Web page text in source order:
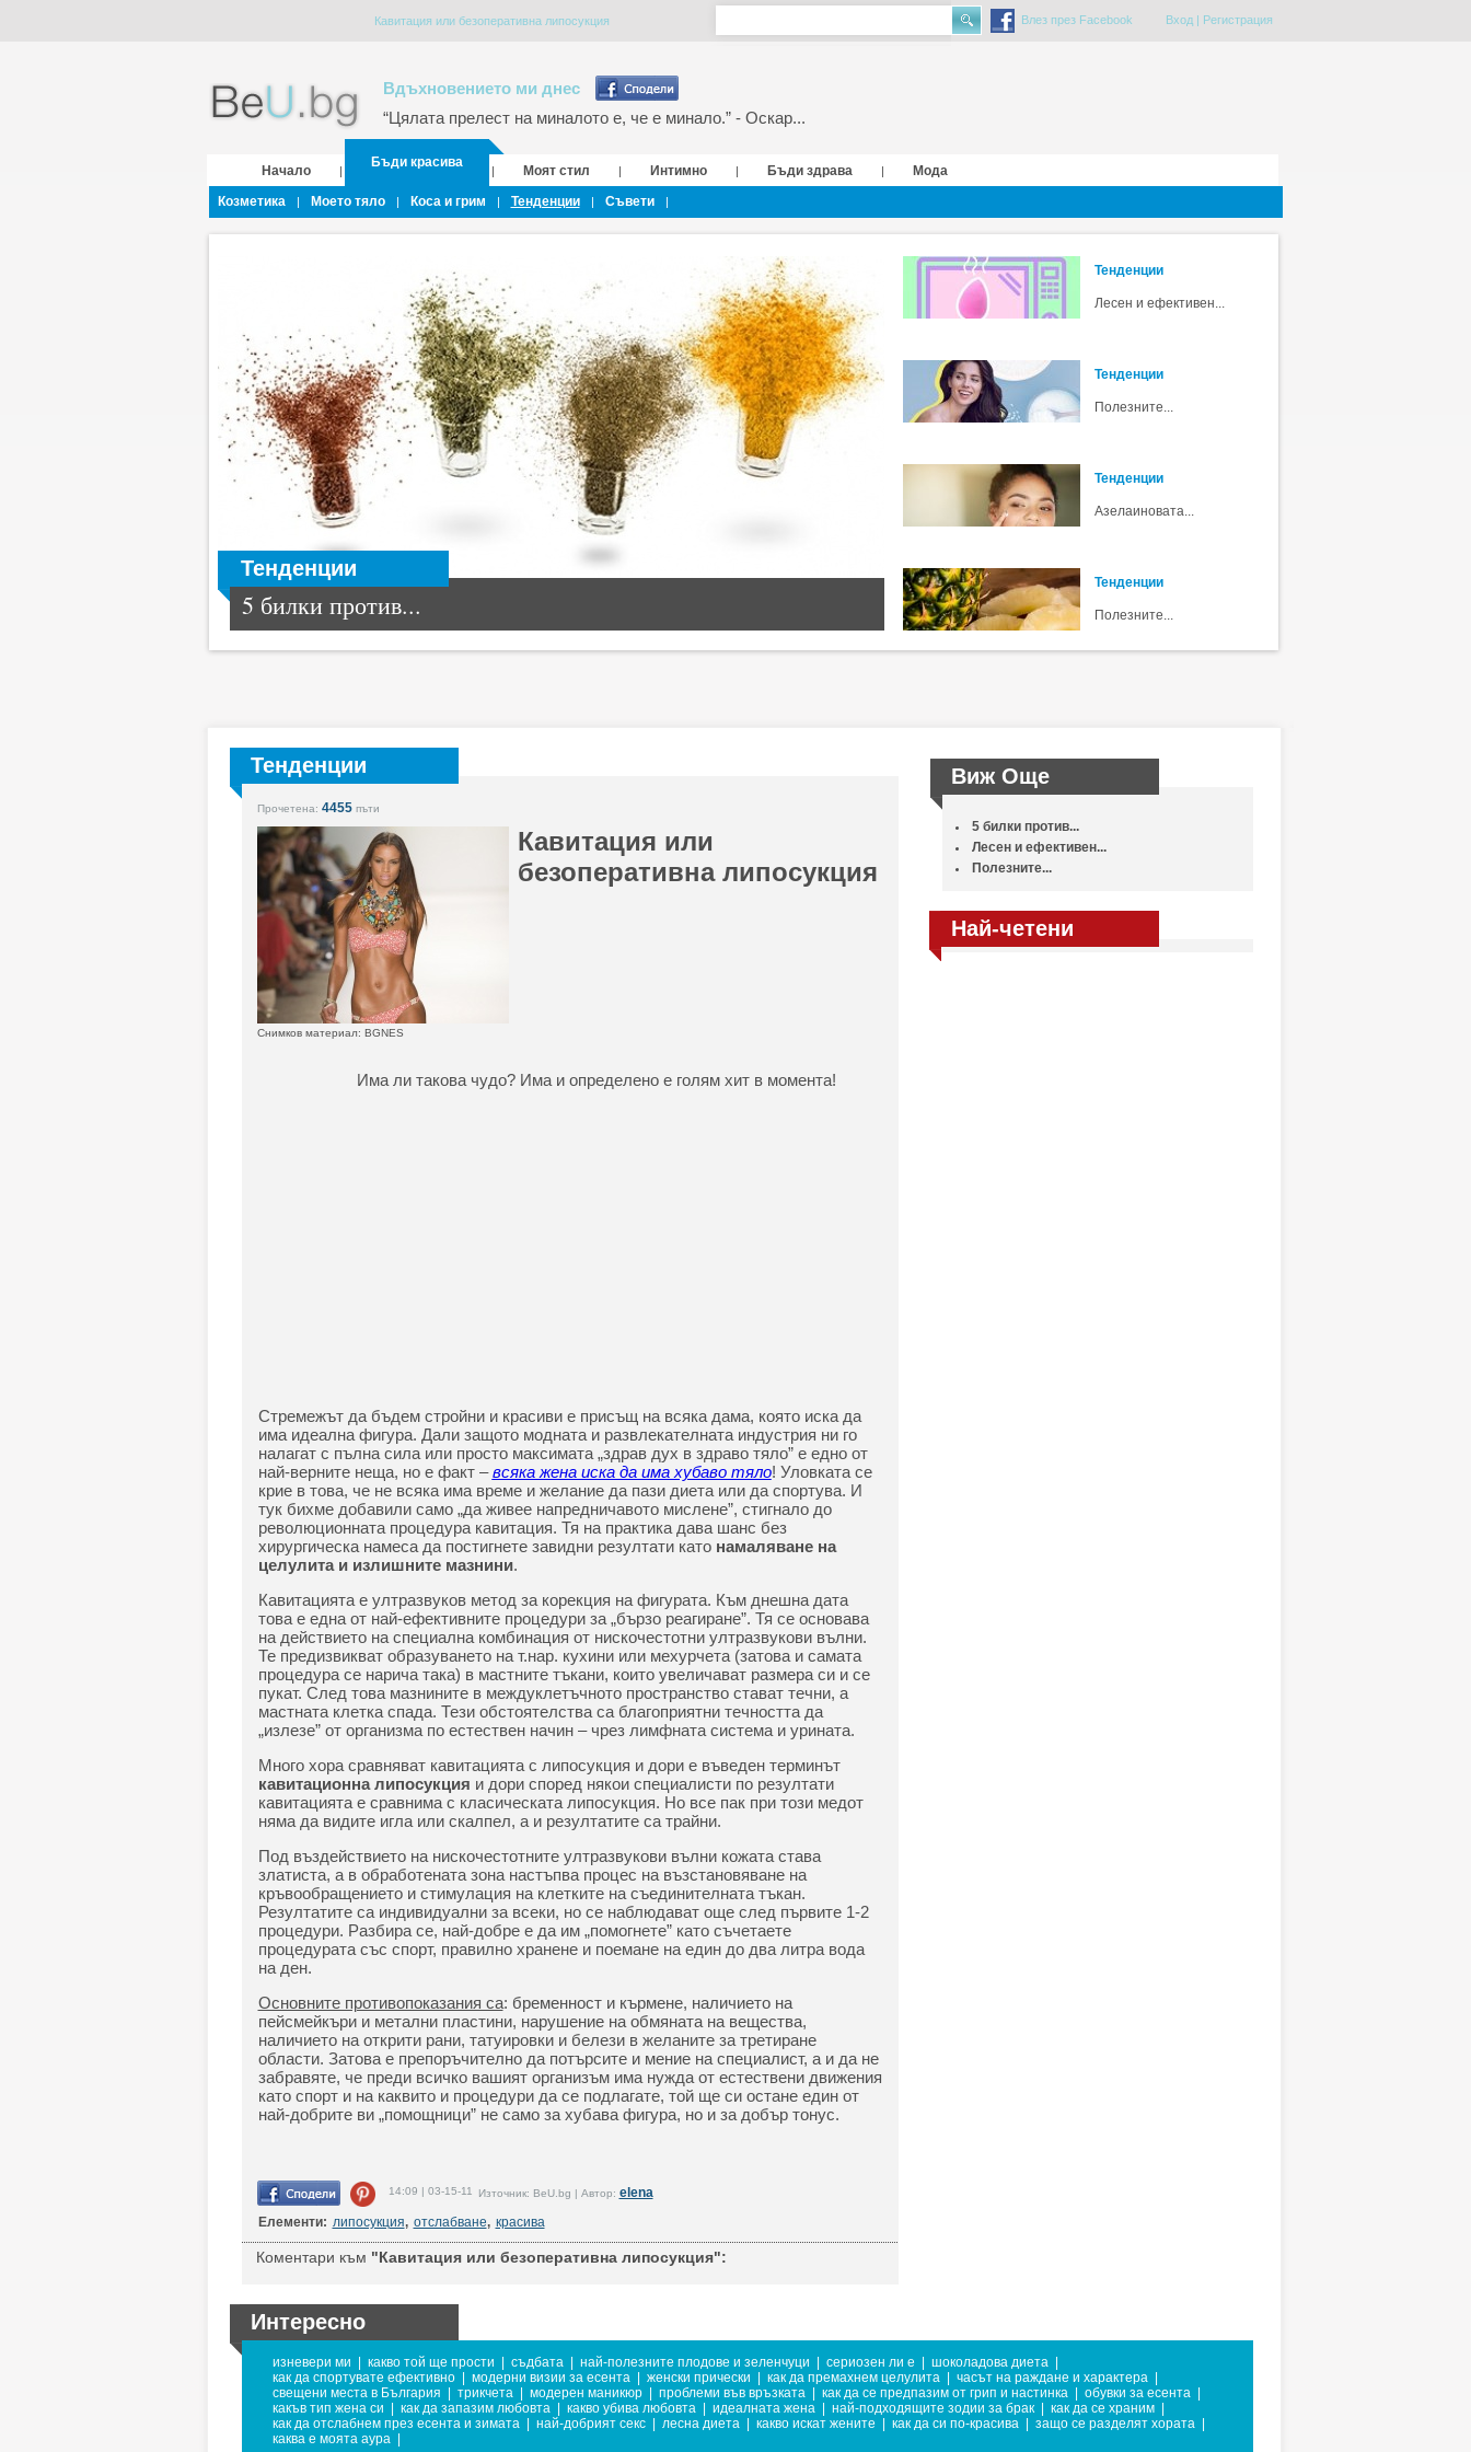
Кавитация или безоперативна липосукция Влез през Facebook Вход| Регистрация
Вдъхновението ми днес
“Цялата прелест на миналото е, че е минало.” - Оскар...
Начало |
Бъди красива
| Моят стил | Интимно | Бъди здрава |
Мода
Козметика
| Моето тяло | Коса и грим | Тенденции | Съвети |
Тенденции
5 билки против...
Тенденции
Лесен и ефективен...
Тенденции
Полезните...
Тенденции
Азелаиновата...
Тенденции
Полезните...
Тенденции
Прочетена: 4455пъти
Кавитация или
безоперативна липосукция
Снимков материал: BGNES
Има ли такова чудо? Има и определено е голям хит в момента!
Стремежът да бъдем стройни и красиви е присъщ на всяка дама, която иска да
има идеална фигура. Дали защото модната и развлекателната индустрия ни го
налагат с пълна сила или просто максимата „здрав дух в здраво тяло” е едно от
най-верните неща, но е факт –всяка жена иска да има хубаво тяло! Уловката се
крие в това, че не всяка има време и желание да пази диета или да спортува. И
тук бихме добавили само „да живее напредничавото мислене”, стигнало до
революционната процедура кавитация. Тя на практика дава шанс без
хирургическа намеса да постигнете завидни резултати като намаляване на
целулита и излишните мазнини.
Кавитацията е ултразвуков метод за корекция на фигурата. Към днешна дата
това е една от най-ефективните процедури за „бързо реагиране”. Тя се основава
на действието на специална комбинация от нискочестотни ултразвукови вълни.
Те предизвикват образуването на т.нар. кухини или мехурчета (затова и самата
процедура се нарича така) в мастните тъкани, които увеличават размера си и се
пукат. След това мазнините в междуклетъчното пространство стават течни, а
мастната клетка спада. Тези обстоятелства са благоприятни течността да
„излезе” от организма по естествен начин – чрез лимфната система и урината.
Много хора сравняват кавитацията с липосукция и дори е въведен терминът
кавитационна липосукция и дори според някои специалисти по резултати
кавитацията е сравнима с класическата липосукция. Но все пак при този медот
няма да видите игла или скалпел, а и резултатите са трайни.
Под въздействието на нискочестотните ултразвукови вълни кожата става
златиста, а в обработената зона настъпва процес на възстановяване на
кръвообращението и стимулация на клетките на съединителната тъкан.
Резултатите са индивидуални за всеки, но се наблюдават още след първите 1-2
процедури. Разбира се, най-добре е да им „помогнете” като съчетаете
процедурата със спорт, правилно хранене и поемане на един до два литра вода
на ден.
Основните противопоказания са: бременност и кърмене, наличието на
пейсмейкъри и метални пластини, нарушение на обмяната на вещества,
наличието на открити рани, татуировки и белези в желаните за третиране
области. Затова е препоръчително да потърсите и мение на специалист, а и да не
забравяте, че преди всичко вашият организъм има нужда от естествени движения
като спорт и на каквито и процедури да се подлагате, той ще си остане един от
най-добрите ви „помощници” не само за хубава фигура, но и за добър тонус.
14:09 | 03-15-11 Източник: BeU.bg | Автор: elena
Елементи: липосукция, отслабване, красива
Коментари към "Кавитация или безоперативна липосукция":
Виж Още
5 билки против...
Лесен и ефективен...
Полезните...
Най-четени
Интересно
изневери ми какво той ще прости съдбата най-полезните плодове и зеленчуци сериозен ли е шоколадова диета
как да спортувате ефективно
модерни визии за есента женски прически как да премахнем целулита часът на раждане и характера
свещени места в България
трикчета модерен маникюр проблеми във връзката как да се предпазим от грип и настинка обувки за есента
какъв тип жена си
как да запазим любовта какво убива любовта идеалната жена най-подходящите зодии за брак как да се храним
как да отслабнем през есента и зимата
най-добрият секс лесна диета какво искат жените как да си по-красива защо се разделят хората
каква е моята аура